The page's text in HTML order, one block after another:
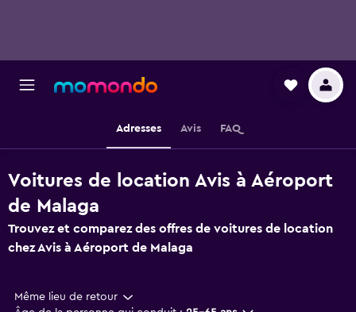
Adresses Avis FAQ
Voitures de location Avis à Aéroport
de Malaga
Trouvez et comparez des offres de voitures de location
chez Avis à Aéroport de Malaga
Même lieu de retour